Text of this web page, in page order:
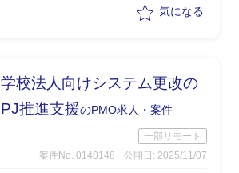
1人称で電力業界向けの新規事業検討
計画立案に向けた市場調査・情報収集
（方法から検討し推進）
事業計画書(PPT)の作成
状況に応じて本部長向けの報告会議へ
気になる
学校法人向けシステム更改の
PJ推進支援のPMO求人・案件
一部リモート
案件No. 0140148
公開日: 2025/11/07